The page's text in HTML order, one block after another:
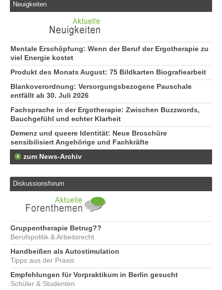
Neuigkeiten
Mentale Erschöpfung: Wenn der Beruf der Ergotherapie zu
viel Energie kostet
Produkt des Monats August: 75 Bildkarten Biografiearbeit
Blankoverordnung: Versorgungsbezogene Pauschale
entfällt ab 30. Juli 2026
Fachsprache in der Ergotherapie: Zwischen Buzzwords,
Bauchgefühl und echter Klarheit
Demenz und queere Identität: Neue Broschüre
sensibilisiert Angehörige und Fachkräfte
zum News-Archiv
Diskussionsforum
Gruppentherapie Betrug??
Berufspolitik & Arbeitsrecht
Handbeißen als Autostimulation
Tipps aus der Praxis
Empfehlungen für Vorpraktikum in Berlin gesucht
Schüler & Studenten